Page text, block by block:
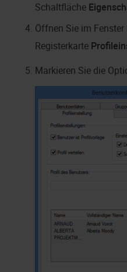
Schaltfläche
Öffnen Sie im Fenster
Registerkarte
Markieren Sie die